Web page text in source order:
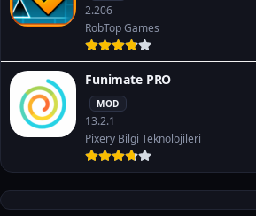
2.206
RobTop Games
Funimate PRO
MOD
13.2.1
Pixery Bilgi Teknolojileri